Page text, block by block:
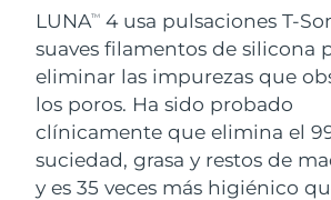
LUNATM 4 usa pulsaciones T-
suaves filamentos de silicona
eliminar las impurezas que
los poros. Ha sido probado
clínicamente que elimina el
suciedad, grasa y restos de
y es 35 veces más higiénico
For healthy hair
18% PAP
Cosméticos
Comprar todo
Israel
Italia
Japón
Jersey